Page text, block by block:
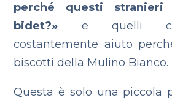
perché questi
bidet?» e quelli
costantemente aiuto
biscotti della Mulino Bianco.
Questa è solo una piccola